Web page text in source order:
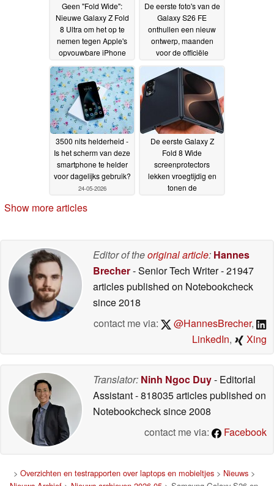
Geen "Fold Wide":
Nieuwe Galaxy Z Fold
8 Ultra om het op te
nemen tegen Apple's
opvouwbare iPhone
25-05-
2026
De eerste foto's van de
Galaxy S26 FE
onthullen een nieuw
ontwerp, maanden
voor de officiële
25-05-2026
3500 nits helderheid -
Is het scherm van deze
smartphone te helder
voor dagelijks gebruik?
24-05-2026
De eerste Galaxy Z
Fold 8 Wide
screenprotectors
lekken vroegtijdig en
tonen de
Show more articles
Editor of theoriginal article: Hannes
Brecher- Senior Tech Writer- 21947
articles published on Notebookcheck
since 2018
contact me via:
@HannesBrecher,
LinkedIn, Xing
Translator: Ninh Ngoc Duy- Editorial
Assistant- 818035 articles published on
Notebookchecksince 2008
contact me via:
Facebook
> Overzichten en testrapporten over laptops en mobieltjes> Nieuws>